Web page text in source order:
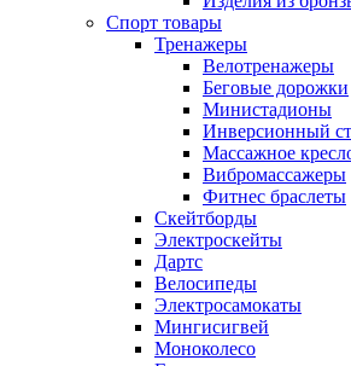
Спорт товары
Тренажеры
Велотренажеры
Беговые дорожки
Министадионы
Инверсионный
Массажное
Вибромассажеры
Фитнес браслеты
Скейтборды
Электроскейты
Дартс
Велосипеды
Электросамокаты
Мингисигвей
Моноколесо